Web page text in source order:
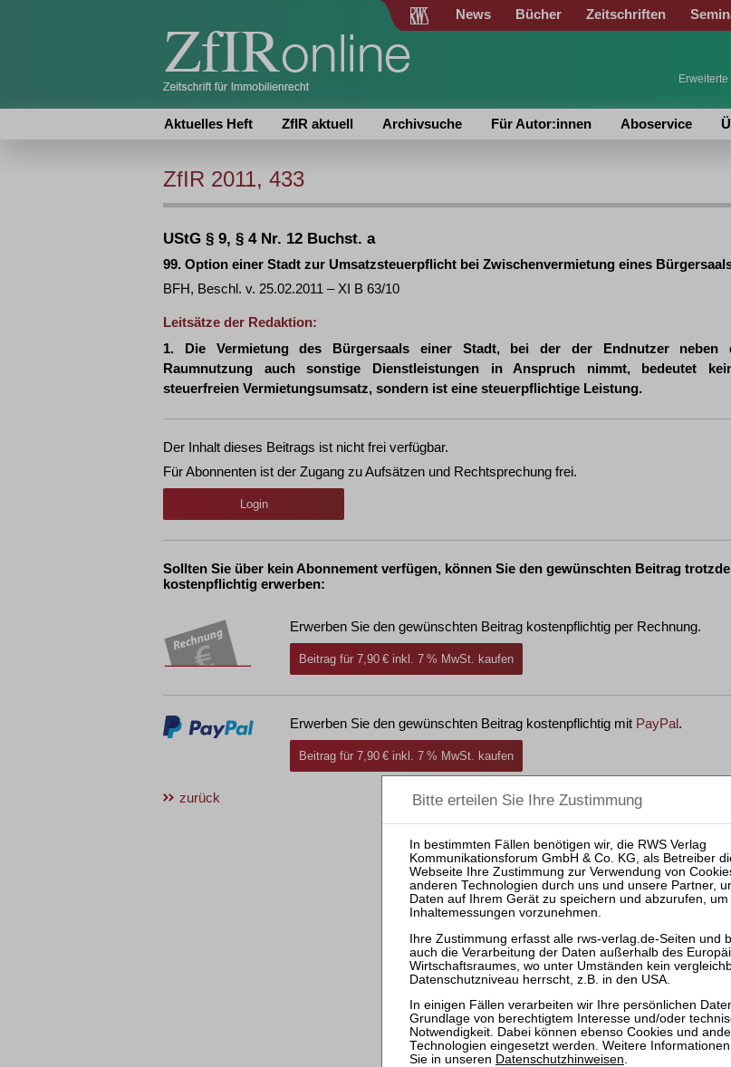
News Bücher Zeitschriften
Erweiterte
Aktuelles Heft ZfIR aktuell Archivsuche Für Autor:innen Aboservice
ZfIR 2011, 433
UStG § 9, § 4 Nr. 12 Buchst. a
99. Option einer Stadt zur Umsatzsteuerpflicht bei Zwischenvermietung eines
BFH, Beschl. v. 25.02.2011 – XI B 63/10
Leitsätze der Redaktion:
1. Die Vermietung des Bürgersaals einer Stadt, bei der der Endnutzer neben
Raumnutzung auch sonstige Dienstleistungen in Anspruch nimmt, bedeutet
steuerfreien Vermietungsumsatz, sondern ist eine steuerpflichtige Leistung.
Der Inhalt dieses Beitrags ist nicht frei verfügbar.
Für Abonnenten ist der Zugang zu Aufsätzen und Rechtsprechung frei.
Login
Sollten Sie über kein Abonnement verfügen, können Sie den gewünschten Beitrag
kostenpflichtig erwerben:
Erwerben Sie den gewünschten Beitrag kostenpflichtig per Rechnung.
Beitrag für 7,90 € inkl. 7 % MwSt. kaufen
Erwerben Sie den gewünschten Beitrag kostenpflichtig mit PayPal.
Beitrag für 7,90 € inkl. 7 % MwSt. kaufen
zurück
Datenschutzhinweisen.